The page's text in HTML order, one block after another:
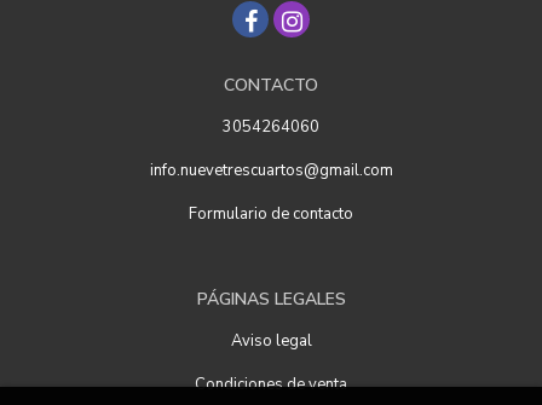
CONTACTO
3054264060
info.nuevetrescuartos@gmail.com
Formulario de contacto
PÁGINAS LEGALES
Aviso legal
Condiciones de venta